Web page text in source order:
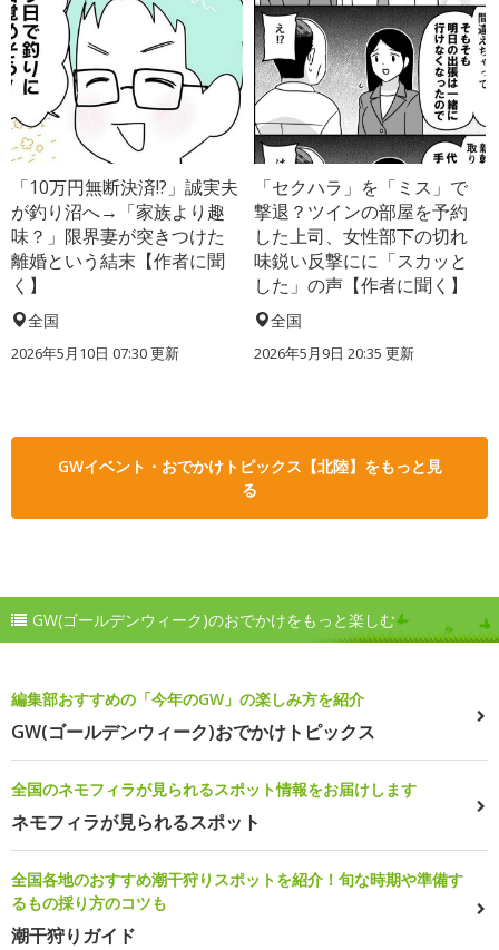
「10万円無断決済!?」誠実夫
が釣り沼へ→「家族より趣
味？」限界妻が突きつけた
離婚という結末【作者に聞
く】
全国
2026年5月10日 07:30 更新
「セクハラ」を「ミス」で
撃退？ツインの部屋を予約
した上司、女性部下の切れ
味鋭い反撃にに「スカッと
した」の声【作者に聞く】
全国
2026年5月9日 20:35 更新
GWイベント・おでかけトピックス【北陸】をもっと見
る
GW(ゴールデンウィーク)のおでかけをもっと楽しむ
編集部おすすめの「今年のGW」の楽しみ方を紹介
GW(ゴールデンウィーク)おでかけトピックス
全国のネモフィラが見られるスポット情報をお届けします
ネモフィラが見られるスポット
全国各地のおすすめ潮干狩りスポットを紹介！旬な時期や準備す
るもの採り方のコツも
潮干狩りガイド